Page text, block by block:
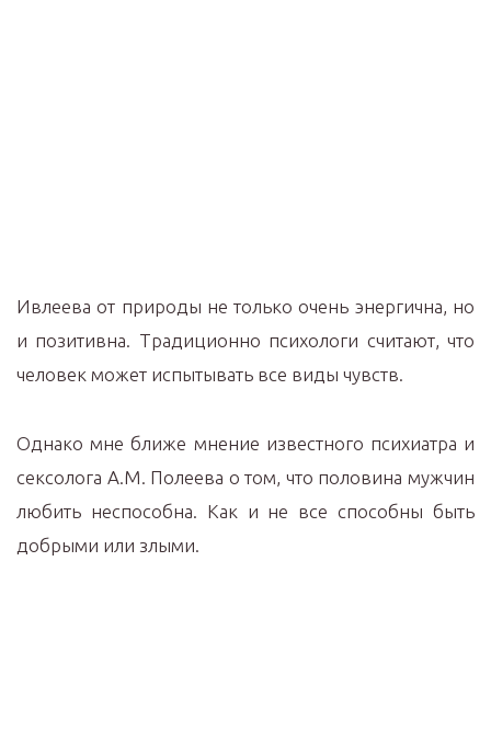
Ивлеева от природы не только очень энергична, но
и позитивна. Традиционно психологи считают, что
человек может испытывать все виды чувств.
Однако мне ближе мнение известного психиатра и
сексолога А.М. Полеева о том, что половина мужчин
любить неспособна. Как и не все способны быть
добрыми или злыми.